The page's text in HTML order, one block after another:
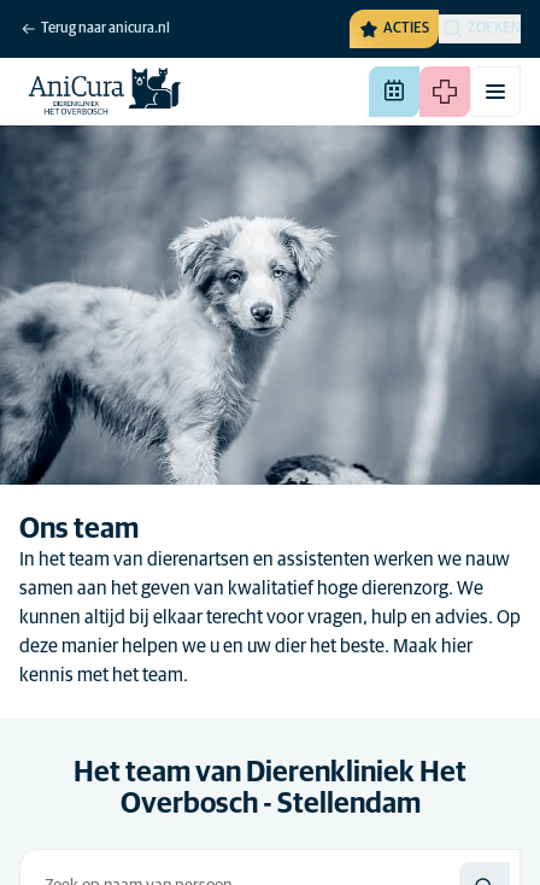
Terug naar anicura.nl ACTIES ZOEKEN
Ons team
In het team van dierenartsen en assistenten werken we nauw
samen aan het geven van kwalitatief hoge dierenzorg. We
kunnen altijd bij elkaar terecht voor vragen, hulp en advies. Op
deze manier helpen we u en uw dier het beste. Maak hier
kennis met het team.
Het team van Dierenkliniek Het
Overbosch - Stellendam